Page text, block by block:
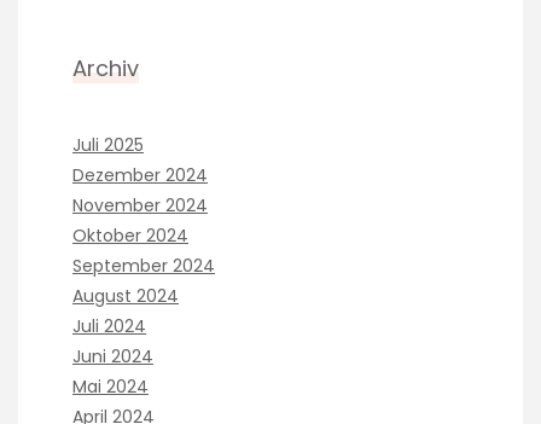
Archiv
Juli 2025
Dezember 2024
November 2024
Oktober 2024
September 2024
August 2024
Juli 2024
Juni 2024
Mai 2024
April 2024